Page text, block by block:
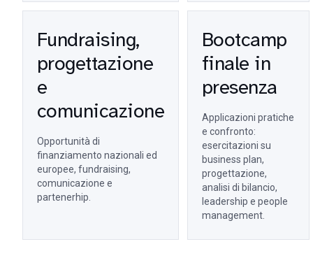
Fundraising,
progettazione
e
comunicazione
Opportunità di
finanziamento nazionali ed
europee, fundraising,
comunicazione e
partenerhip.
Bootcamp
finale in
presenza
Applicazioni pratiche
e confronto:
esercitazioni su
business plan,
progettazione,
analisi di bilancio,
leadership e people
management.